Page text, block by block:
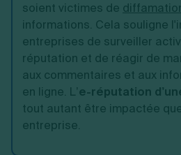
soient victimes de
informations. Cela souligne
entreprises de surveiller
réputation et de réagir de
aux commentaires et aux
en ligne. L’e-réputation
tout autant être impactée
entreprise.